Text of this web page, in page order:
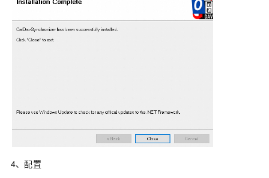
4、配置